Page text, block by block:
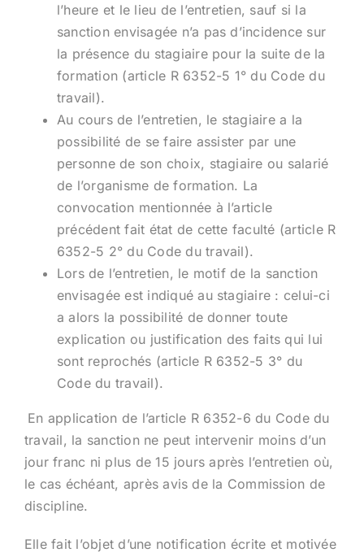
l’heure et le lieu de l’entretien, sauf si la
sanction envisagée n’a pas d’incidence sur
la présence du stagiaire pour la suite de la
formation (article R 6352-5 1° du Code du
travail).
Au cours de l’entretien, le stagiaire a la
possibilité de se faire assister par une
personne de son choix, stagiaire ou salarié
de l’organisme de formation. La
convocation mentionnée à l’article
précédent fait état de cette faculté (article R
6352-5 2° du Code du travail).
Lors de l’entretien, le motif de la sanction
envisagée est indiqué au stagiaire : celui-ci
a alors la possibilité de donner toute
explication ou justification des faits qui lui
sont reprochés (article R 6352-5 3° du
Code du travail).
En application de l’article R 6352-6 du Code du
travail, la sanction ne peut intervenir moins d’un
jour franc ni plus de 15 jours après l’entretien où,
le cas échéant, après avis de la Commission de
discipline.
Elle fait l’objet d’une notification écrite et motivée